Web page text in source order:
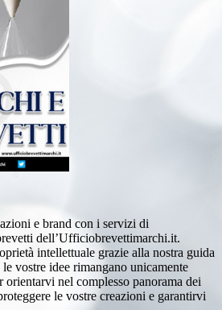
e brand con i servizi di
dell’Ufficiobrevettimarchi.it.
intellettuale grazie alla nostra guida
vostre idee rimangano unicamente
nel complesso panorama dei
le vostre creazioni e garantirvi